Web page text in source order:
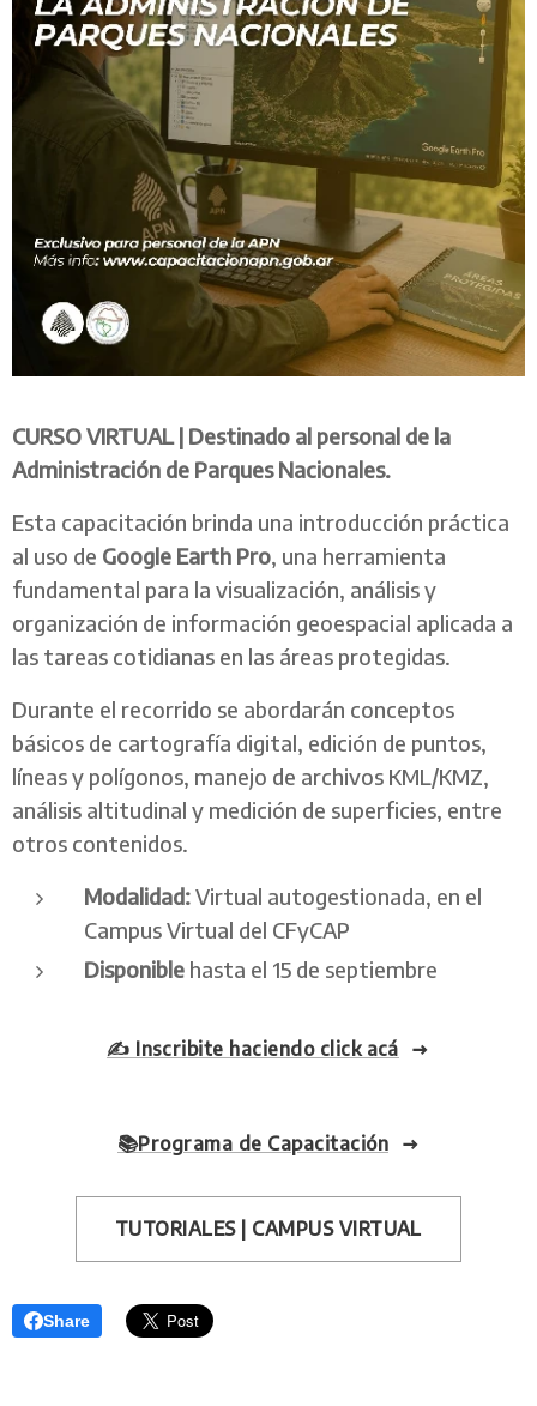
CURSO VIRTUAL | Destinado al personal de la
Administración de Parques Nacionales.
Esta capacitación brinda una introducción práctica
al uso de Google Earth Pro, una herramienta
fundamental para la visualización, análisis y
organización de información geoespacial aplicada a
las tareas cotidianas en las áreas protegidas.
Durante el recorrido se abordarán conceptos
básicos de cartografía digital, edición de puntos,
líneas y polígonos, manejo de archivos KML/KMZ,
análisis altitudinal y medición de superficies, entre
otros contenidos.
Modalidad:Virtual autogestionada, en el
Campus Virtual del CFyCAP
Disponible hasta el 15 de septiembre
✍️ Inscribite haciendo click acá
📚Programa de Capacitación
TUTORIALES | CAMPUS VIRTUAL
Share